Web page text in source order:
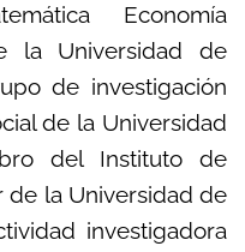
Economía
la Universidad de
de investigación
de la Universidad
del Instituto de
de la Universidad de
investigadora